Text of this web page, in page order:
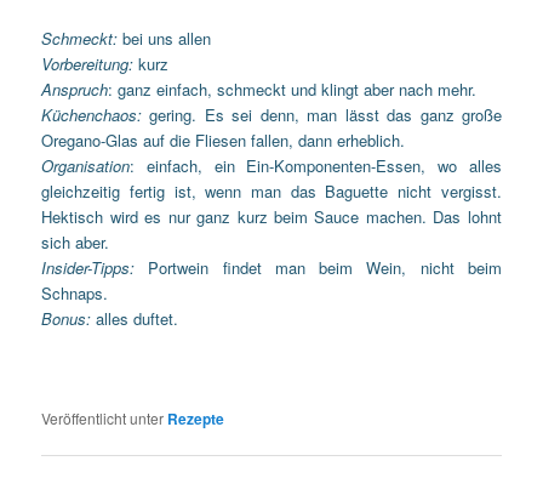
Schmeckt: bei uns allen
Vorbereitung:kurz
Anspruch: ganz einfach, schmeckt und klingt aber nach mehr.
Küchenchaos: gering. Es sei denn, man lässt das ganz große
Oregano-Glas auf die Fliesen fallen, dann erheblich.
Organisation: einfach, ein Ein-Komponenten-Essen, wo alles
gleichzeitig fertig ist, wenn man das Baguette nicht vergisst.
Hektisch wird es nur ganz kurz beim Sauce machen. Das lohnt
sich aber.
Insider-Tipps: Portwein findet man beim Wein, nicht beim
Schnaps.
Bonus: alles duftet.
Veröffentlicht unter Rezepte